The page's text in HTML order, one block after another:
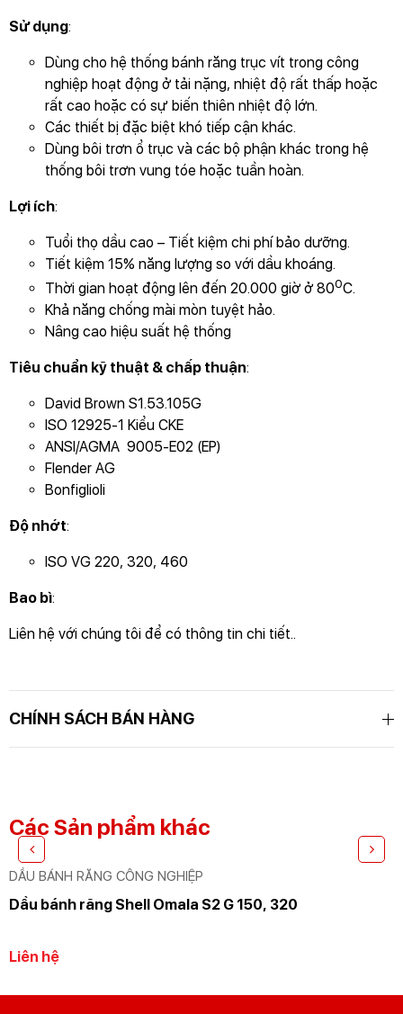
Sử dụng:
Dùng cho hệ thống bánh răng trục vít trong công
nghiệp hoạt động ở tải nặng, nhiệt độ rất thấp hoặc
rất cao hoặc có sự biến thiên nhiệt độ lớn.
Các thiết bị đặc biệt khó tiếp cận khác.
Dùng bôi trơn ổ trục và các bộ phận khác trong hệ
thống bôi trơn vung tóe hoặc tuần hoàn.
Lợi ích:
Tuổi thọ dầu cao – Tiết kiệm chi phí bảo dưỡng.
Tiết kiệm 15% năng lượng so với dầu khoáng.
Thời gian hoạt động lên đến 20.000 giờ ở 800C.
Khả năng chống mài mòn tuyệt hảo.
Nâng cao hiệu suất hệ thống
Tiêu chuẩn kỹ thuật & chấp thuận:
David Brown S1.53.105G
ISO 12925-1 Kiểu CKE
ANSI/AGMA 9005-E02 (EP)
Flender AG
Bonfiglioli
Độ nhớt:
ISO VG 220, 320, 460
Bao bì:
Liên hệ với chúng tôi để có thông tin chi tiết..
CHÍNH SÁCH BÁN HÀNG
GỬI THÔNG TIN ĐỂ CHÚNG TÔI TƯ VẤN
CHO BẠN
Các Sản phẩm khác
DẦU BÁNH RĂNG CÔNG NGHIỆP
Dầu bánh răng Shell Omala S2 G 150, 320
Liên hệ